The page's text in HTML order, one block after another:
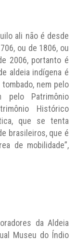
ali não é desde
ou de 1806, ou
2006, portanto é
aldeia indígena é
nem pelo
pelo Patrimônio
Histórico
que se tenta
brasileiros, que é
de mobilidade”,
da Aldeia
Museu do Índio